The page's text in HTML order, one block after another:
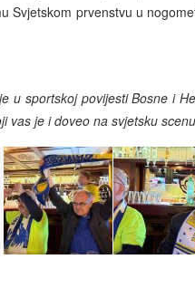
Svjetskom prvenstvu u
u sportskoj povijesti Bosne i
vas je i doveo na svjetsku